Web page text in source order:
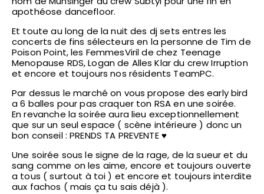
apothéose dancefloor.
Et toute au long de la nuit des dj sets entres les
concerts de fins sélecteurs en la personne de Tim de
Poison Point, les FemmesViril de chez Teenage
Menopause RDS, Logan de Alles Klar du crew Irruption
et encore et toujours nos résidents TeamPC.
Par dessus le marché on vous propose des early bird
a 6 balles pour pas craquer ton RSA en une soirée.
En revanche la soirée aura lieu exceptionnellement
que sur un seul espace ( scène intérieure ) donc un
bon conseil : PRENDS TA PREVENTE ♥
Une soirée sous le signe de la rage, de la sueur et du
sang comme on les aime, encore et toujours ouverte
a tous ( surtout à toi ) et encore et toujours interdite
aux fachos ( mais ça tu sais déjà ).